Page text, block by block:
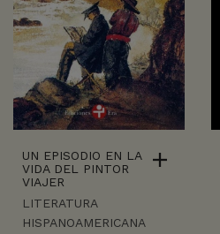
UN EPISODIO EN LA
VIDA DEL PINTOR
VIAJER
LITERATURA
HISPANOAMERICANA